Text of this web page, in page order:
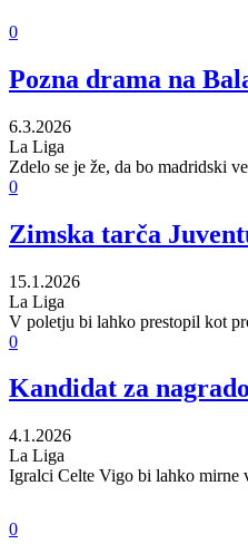
0
Pozna drama na
6.3.2026
La Liga
Zdelo se je že, da bo madridski
0
Zimska tarča
15.1.2026
La Liga
V poletju bi lahko prestopil kot
0
Kandidat za
4.1.2026
La Liga
Igralci Celte Vigo bi lahko mirne
0